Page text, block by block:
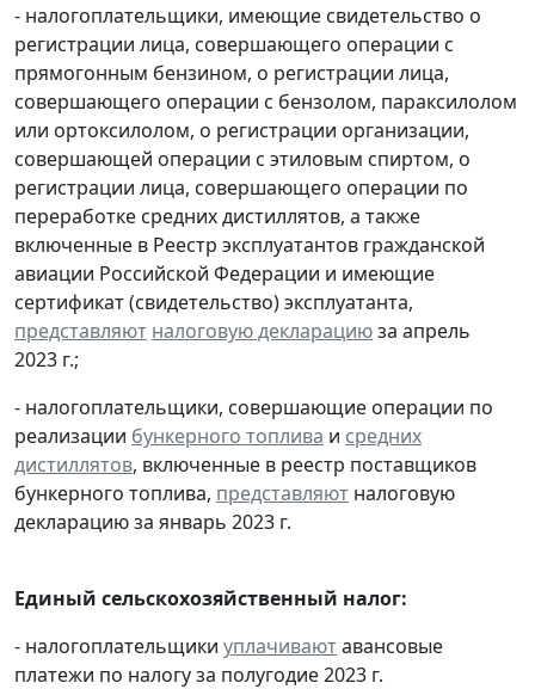
- налогоплательщики, имеющие свидетельство о
регистрации лица, совершающего операции с
прямогонным бензином, о регистрации лица,
совершающего операции с бензолом, параксилолом
или ортоксилолом, о регистрации организации,
совершающей операции с этиловым спиртом, о
регистрации лица, совершающего операции по
переработке средних дистиллятов, а также
включенные в Реестр эксплуатантов гражданской
авиации Российской Федерации и имеющие
сертификат (свидетельство) эксплуатанта,
представляют налоговую декларациюза апрель
2023 г.;
- налогоплательщики, совершающие операции по
реализации бункерного топлива и средних
дистиллятов, включенные в реестр поставщиков
бункерного топлива, представляют налоговую
декларацию за январь 2023 г.
Единый сельскохозяйственный налог:
- налогоплательщики уплачиваютавансовые
платежи по налогу за полугодие 2023 г.